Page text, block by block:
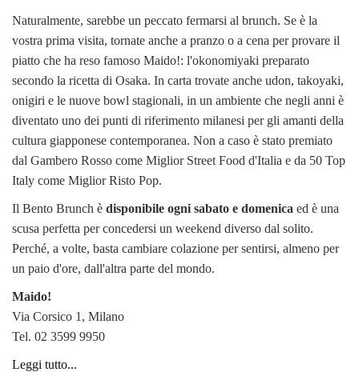
Naturalmente, sarebbe un peccato fermarsi al brunch. Se è la
vostra prima visita, tornate anche a pranzo o a cena per provare il
piatto che ha reso famoso Maido!: l'okonomiyaki preparato
secondo la ricetta di Osaka. In carta trovate anche udon, takoyaki,
onigiri e le nuove bowl stagionali, in un ambiente che negli anni è
diventato uno dei punti di riferimento milanesi per gli amanti della
cultura giapponese contemporanea. Non a caso è stato premiato
dal Gambero Rosso come Miglior Street Food d'Italia e da 50 Top
Italy come Miglior Risto Pop.
Il Bento Brunch è disponibile ogni sabato e domenica ed è una
scusa perfetta per concedersi un weekend diverso dal solito.
Perché, a volte, basta cambiare colazione per sentirsi, almeno per
un paio d'ore, dall'altra parte del mondo.
Maido!
Via Corsico 1, Milano
Tel. 02 3599 9950
Leggi tutto...